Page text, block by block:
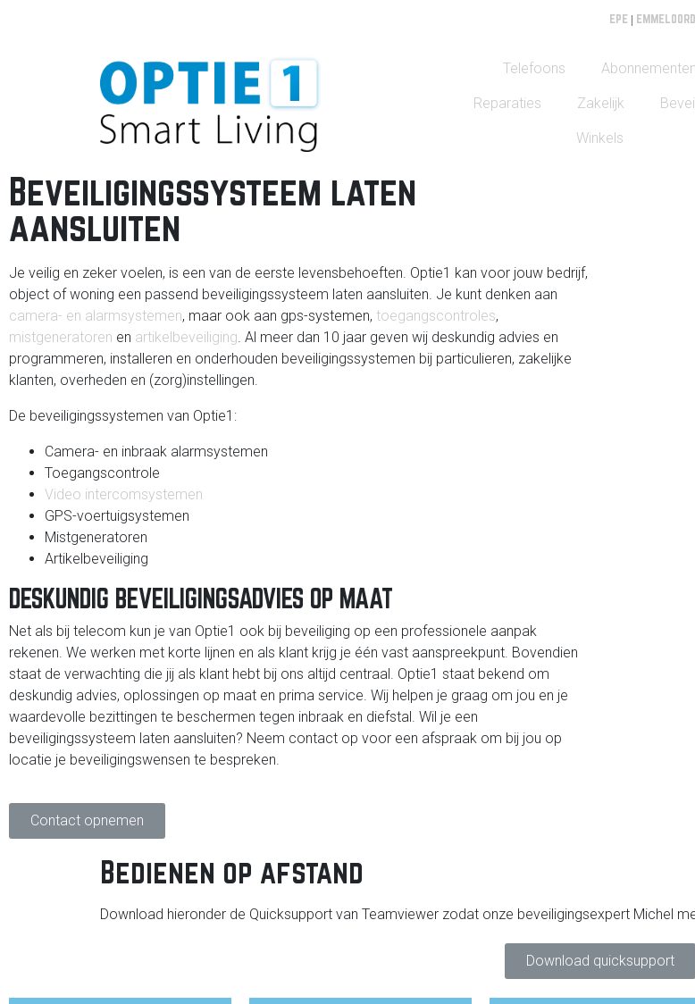
EPE | EMMELOORD
Telefoons Abonnementen
Reparaties Zakelijk
Winkels
Beveiligingssysteem laten
aansluiten
Je veilig en zeker voelen, is een van de eerste levensbehoeften. Optie1 kan voor jouw bedrijf,
object of woning een passend beveiligingssysteem laten aansluiten. Je kunt denken aan
camera- en alarmsystemen, maar ook aan gps-systemen, toegangscontroles,
mistgeneratoren en artikelbeveiliging. Al meer dan 10 jaar geven wij deskundig advies en
programmeren, installeren en onderhouden beveiligingssystemen bij particulieren, zakelijke
klanten, overheden en (zorg)instellingen.
De beveiligingssystemen van Optie1:
Camera- en inbraak alarmsystemen
Toegangscontrole
Video intercomsystemen
GPS-voertuigsystemen
Mistgeneratoren
Artikelbeveiliging
DESKUNDIG BEVEILIGINGSADVIES OP MAAT
Net als bij telecom kun je van Optie1 ook bij beveiliging op een professionele aanpak
rekenen. We werken met korte lijnen en als klant krijg je één vast aanspreekpunt. Bovendien
staat de verwachting die jij als klant hebt bij ons altijd centraal. Optie1 staat bekend om
deskundig advies, oplossingen op maat en prima service. Wij helpen je graag om jou en je
waardevolle bezittingen te beschermen tegen inbraak en diefstal. Wil je een
beveiligingssysteem laten aansluiten? Neem contact op voor een afspraak om bij jou op
locatie je beveiligingswensen te bespreken.
Contact opnemen
Bedienen op afstand
Download hieronder de Quicksupport van Teamviewer zodat onze beveiligingsexpert Michel
Download quicksupport